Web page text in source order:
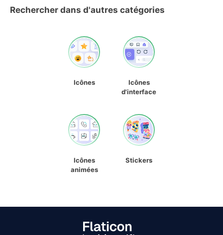
Rechercher dans d'autres catégories
Icônes
Icônes
d'interface
Icônes
animées
Stickers